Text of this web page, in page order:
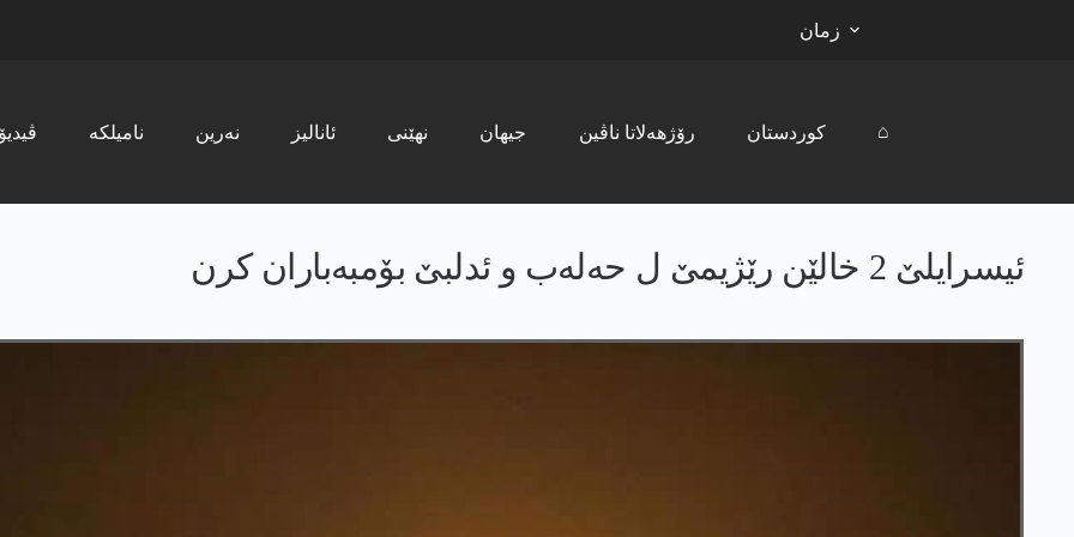
زمان
ڤیدیۆ نامیلکە نەرین ئانالیز نھێنی جیھان رۆژھەلاتا ناڤین کوردستان ⌂
ئیسرایلێ 2 خالێن رێژیمێ ل حەلەب و ئدلبێ بۆمبەباران کرن